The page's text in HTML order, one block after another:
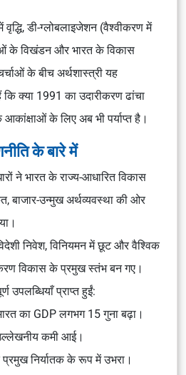
वृद्धि, डी-ग्लोबलाइजेशन (वैश्वीकरण में
के विखंडन और भारत के विकास
के बीच अर्थशास्त्री यह
क्या 1991 का उदारीकरण ढांचा
आकांक्षाओं के लिए अब भी पर्याप्त है।
के बारे में
ने भारत के राज्य-आधारित विकास
बाजार-उन्मुख अर्थव्यवस्था की ओर
निवेश, विनियमन में छूट और वैश्विक
विकास के प्रमुख स्तंभ बन गए।
उपलब्धियाँ प्राप्त हुईं:
का GDP लगभग 15 गुना बढ़ा।
कमी आई।
निर्यातक के रूप में उभरा।